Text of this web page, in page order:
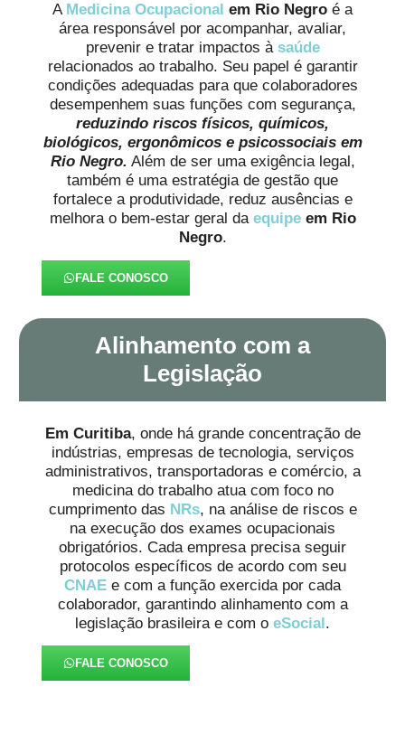
A Medicina Ocupacional em Rio Negro é a
área responsável por acompanhar, avaliar,
prevenir e tratar impactos à saúde
relacionados ao trabalho. Seu papel é garantir
condições adequadas para que colaboradores
desempenhem suas funções com segurança,
reduzindo riscos físicos, químicos,
biológicos, ergonômicos e psicossociais em
Rio Negro. Além de ser uma exigência legal,
também é uma estratégia de gestão que
fortalece a produtividade, reduz ausências e
melhora o bem-estar geral da equipe em Rio
Negro.
FALE CONOSCO
Alinhamento com a
Legislação
Em Curitiba, onde há grande concentração de
indústrias, empresas de tecnologia, serviços
administrativos, transportadoras e comércio, a
medicina do trabalho atua com foco no
cumprimento das NRs, na análise de riscos e
na execução dos exames ocupacionais
obrigatórios. Cada empresa precisa seguir
protocolos específicos de acordo com seu
CNAE e com a função exercida por cada
colaborador, garantindo alinhamento com a
legislação brasileira e com o eSocial.
FALE CONOSCO